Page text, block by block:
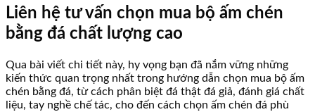
Liên hệ tư vấn chọn mua bộ ấm chén
bằng đá chất lượng cao
Qua bài viết chi tiết này, hy vọng bạn đã nắm vững những
kiến thức quan trọng nhất trong hướng dẫn chọn mua bộ ấm
chén bằng đá, từ cách phân biệt đá thật đá giả, đánh giá chất
liệu, tay nghề chế tác, cho đến cách chọn ấm chén đá phù